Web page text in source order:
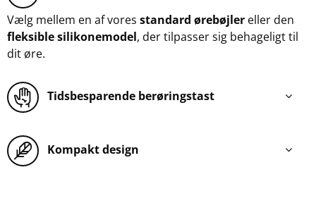
Vælg mellem en af vores standard ørebøjler eller den
fleksible silikonemodel, der tilpasser sig behageligt til
dit øre.
Tidsbesparende berøringstast
Kompakt design